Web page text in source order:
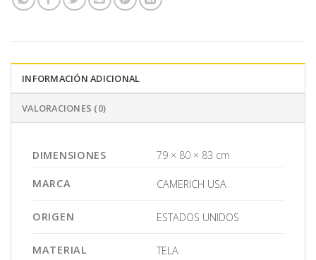
INFORMACIÓN ADICIONAL
VALORACIONES (0)
DIMENSIONES 79 × 80 × 83 cm
MARCA CAMERICH USA
ORIGEN ESTADOS UNIDOS
MATERIAL TELA